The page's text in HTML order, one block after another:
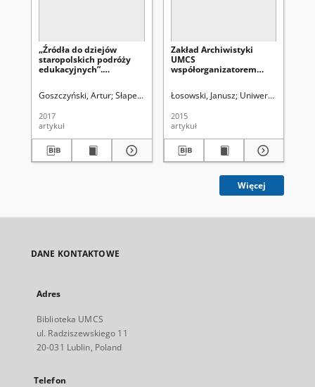
„Źródła do dziejów
staropolskich podróży
edukacyjnych”.
roku. Sprawozdanie
Goszczyński, Artur Słapek Dariusz (1961- ). Red. Uniwersytet Marii
2017
artykuł
Zakład Archiwistyki
UMCS
współorganizatorem
Łosowski, Janusz Uniwersytet Marii
2015
artykuł
Więcej
DANE KONTAKTOWE
Adres
Biblioteka UMCS
ul. Radziszewskiego 11
20-031 Lublin, Poland
Telefon